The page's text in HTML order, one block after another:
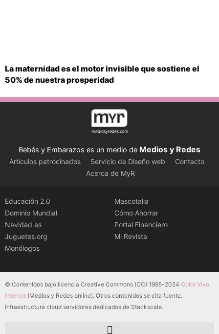
La maternidad es el motor invisible que sostiene el
50% de nuestra prosperidad
Bebés y Embarazos es un medio de Medios y Redes
Artículos patrocinados Servicio de Diseño web
Contacto
Acerca de MyR
Educación 2.0
Dominio Mundial
Navidad.es
Juguetes.org
Monólogos
Mascotalia
Cómo Ahorrar
Portal Financiero
Mi Revista
© Contenidos bajo licencia Creative Commons (CC) 1995-2024 Color Vivo
Internet (Medios y Redes online). Otros contenidos se cita fuente.
Infraestructura cloud servidores dedicados de Stackscale.